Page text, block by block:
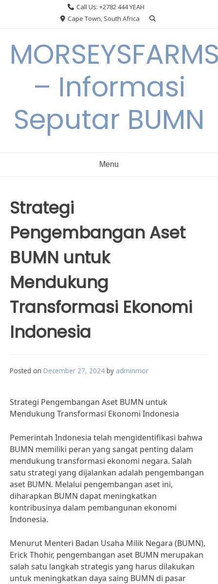
Call Us: +2782 444 YEAH
Cape Town, South Africa
– Informasi
Seputar BUMN
Menu
Strategi
Pengembangan Aset
BUMN untuk
Mendukung
Transformasi Ekonomi
Indonesia
Posted on December 27, 2024 by adminmor
Strategi Pengembangan Aset BUMN untuk
Mendukung Transformasi Ekonomi Indonesia
Pemerintah Indonesia telah mengidentifikasi bahwa
BUMN memiliki peran yang sangat penting dalam
mendukung transformasi ekonomi negara. Salah
satu strategi yang dijalankan adalah pengembangan
aset BUMN. Melalui pengembangan aset ini,
diharapkan BUMN dapat meningkatkan
kontribusinya dalam pembangunan ekonomi
Indonesia.
Menurut Menteri Badan Usaha Milik Negara (BUMN),
Erick Thohir, pengembangan aset BUMN merupakan
salah satu langkah strategis yang harus dilakukan
untuk meningkatkan daya saing BUMN di pasar